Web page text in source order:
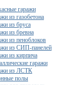
гаражи
из газобетона
из бруса
из бревна
из пеноблоков
из СИП-панелей
из кирпича
гаражи
из ЛСТК
полы